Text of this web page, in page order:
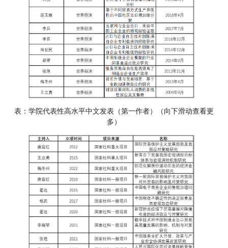
表：学院代表性高水平中文发表（第一作者）（向下滑动查看更
多）